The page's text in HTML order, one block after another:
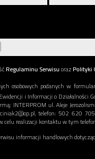
Regulaminu SerwisuorazPolityki
osobowych podanych w
i Informacji o Działalności
INTERPROM ul. Aleje
telefon: 502 620
celu realizacji kontaktu w tym
informacji handlowych